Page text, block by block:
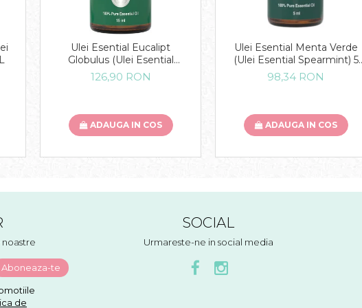
Ulei Esential Eucalipt
Globulus (Ulei Esential
Eucalyptus Globulus) 15 ML
126,90 RON
ADAUGA IN COS
Ulei Esential Menta Verde
(Ulei Esential Spearmint) 5
ML
98,34 RON
ADAUGA IN COS
de
SOCIAL
Urmareste-ne in social media